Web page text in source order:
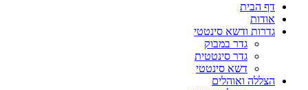
דף הבית
אודות
גדרות ודשא סינטטי
גדר במבוק
גדר סינטטית
דשא סינטטי
הצללה ואוהלים